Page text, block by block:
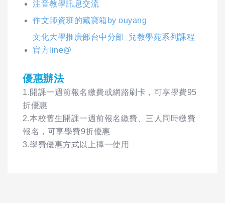
注音教學訊息交流
作文師資班的藏寶箱by ouyang
文化大學推廣部台中分部_兒教學苑系列課程
官方line@
優惠辦法
1.開課一週前報名繳費或網路刷卡，可享學費95
折優惠
2.本校舊生開課一週前報名繳費、三人同時繳費
報名，可享學費9折優惠
3.學費優惠方式以上擇一使用